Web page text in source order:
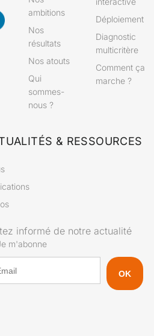
ambitions
Nos
résultats
Nos atouts
Qui
sommes-
nous ?
Déploiement
Diagnostic
multicritère
Comment ça
marche ?
& RESSOURCES
informé de notre actualité
m'abonne